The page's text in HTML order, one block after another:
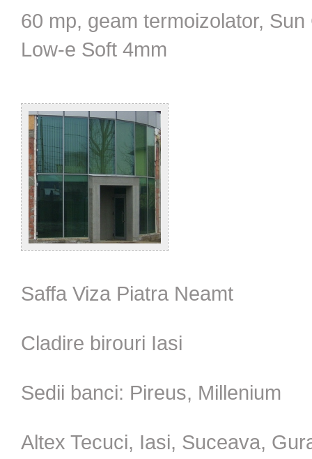
60 mp, geam termoizolator,
Low-e Soft 4mm
Saffa Viza Piatra Neamt
Cladire birouri Iasi
Sedii banci: Pireus, Millenium
Altex Tecuci, Iasi, Suceava,